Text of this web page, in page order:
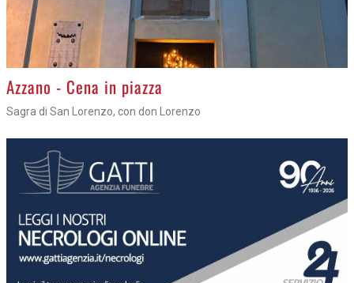
Azzano - Cena in piazza
Sagra di San Lorenzo, con don Lorenzo